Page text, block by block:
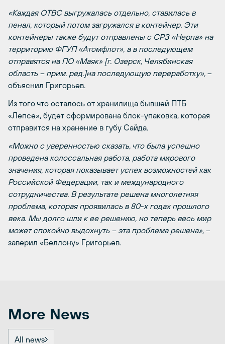
«Каждая ОТВС выгружалась отдельно, ставилась в
пенал, который потом загружался в контейнер. Эти
контейнеры также будут отправлены с СРЗ «Нерпа» на
территорию ФГУП «Атомфлот», а в последующем
отправятся на ПО «Маяк» [г. Озерск, Челябинская
область – прим. ред.]на последующую переработку», –
объяснил Григорьев.
Из того что осталось от хранилища бывшей ПТБ
«Лепсе», будет сформирована блок-упаковка, которая
отправится на хранение в губу Сайда.
«Можно с уверенностью сказать, что была успешно
проведена колоссальная работа, работа мирового
значения, которая показывает успех возможностей как
Российской Федерации, так и международного
сотрудничества. В результате решена многолетняя
проблема, которая проявилась в 80-х годах прошлого
века. Мы долго шли к ее решению, но теперь весь мир
может спокойно выдохнуть – эта проблема решена», –
заверил «Беллону» Григорьев.
More News
All news